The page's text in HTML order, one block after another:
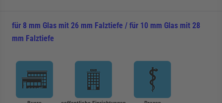
für 8 mm Glas mit 26 mm Falztiefe / für 10 mm Glas mit 28
mm Falztiefe